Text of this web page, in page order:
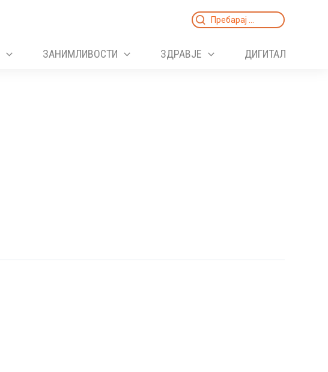
Search
ЗАНИМЛИВОСТИ ЗДРАВЈЕ ДИГИТАЛ